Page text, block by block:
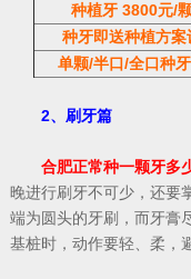
种植牙 3800元/
种牙即送种植方案
单颗/半口/全口种
2、刷牙篇
合肥正常种一颗牙多
晚进行刷牙不可少，还要
端为圆头的牙刷，而牙膏
基桩时，动作要轻、柔，